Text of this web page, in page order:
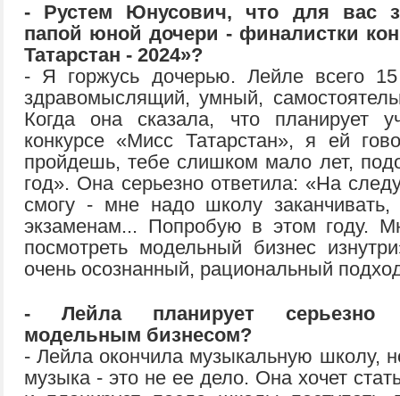
- Рустем Юнусович, что для вас
папой юной дочери - финалистки
Татарстан - 2024»?
- Я горжусь дочерью. Лейле всего
здравомыслящий, умный,
Когда она сказала, что планирует
конкурсе «Мисс Татарстан», я ей
пройдешь, тебе слишком мало лет,
год». Она серьезно ответила: «На
смогу - мне надо школу заканчивать,
экзаменам... Попробую в этом году.
посмотреть модельный бизнес
очень осознанный, рациональный
- Лейла планирует серьезно
модельным бизнесом?
- Лейла окончила музыкальную школу,
музыка - это не ее дело. Она хочет